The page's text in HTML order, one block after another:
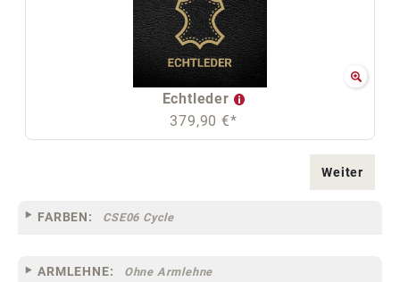
Echtleder
379,90 €*
Weiter
FARBEN: CSE06 Cycle
ARMLEHNE: Ohne Armlehne